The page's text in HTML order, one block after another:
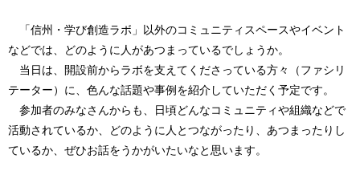
「信州・学び創造ラボ」以外のコミュニティスペースやイベント
などでは、どのように人があつまっているでしょうか。
当日は、開設前からラボを支えてくださっている方々（ファシリ
テーター）に、色んな話題や事例を紹介していただく予定です。
参加者のみなさんからも、日頃どんなコミュニティや組織などで
活動されているか、どのように人とつながったり、あつまったりし
ているか、ぜひお話をうかがいたいなと思います。